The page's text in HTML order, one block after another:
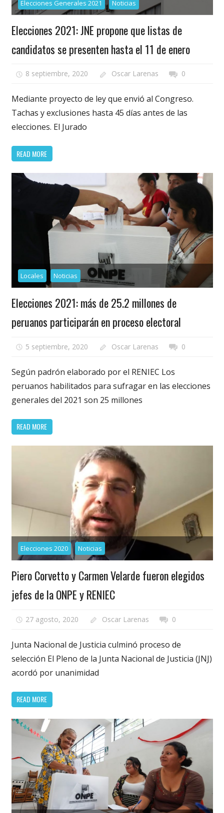
Elecciones Generales 2021 Noticias
Elecciones 2021: JNE propone que listas de
candidatos se presenten hasta el 11 de enero
8 septiembre, 2020 Oscar Larenas 0
Mediante proyecto de ley que envió al Congreso.
Tachas y exclusiones hasta 45 días antes de las
elecciones. El Jurado
READ MORE
Locales Noticias
Elecciones 2021: más de 25.2 millones de
peruanos participarán en proceso electoral
5 septiembre, 2020 Oscar Larenas 0
Según padrón elaborado por el RENIEC Los
peruanos habilitados para sufragar en las elecciones
generales del 2021 son 25 millones
READ MORE
Elecciones 2020 Noticias
Piero Corvetto y Carmen Velarde fueron elegidos
jefes de la ONPE y RENIEC
27 agosto, 2020 Oscar Larenas 0
Junta Nacional de Justicia culminó proceso de
selección El Pleno de la Junta Nacional de Justicia (JNJ)
acordó por unanimidad
READ MORE